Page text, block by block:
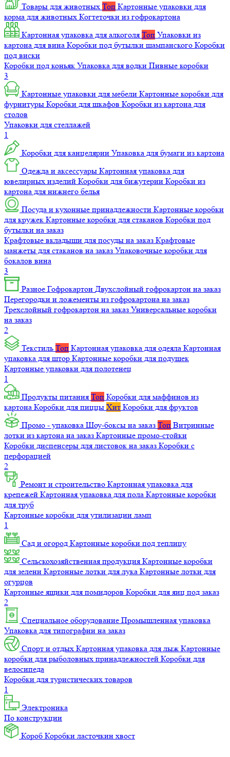
Товары для животных Топ Картонные упаковки для
корма для животных Когтеточки из гофрокартона
Картонная упаковка для алкоголя Топ Упаковки из
картона для вина Коробки под бутылки шампанского Коробки
под виски
Коробки под коньяк Упаковка для водки Пивные коробки
3
Картонные упаковки для мебели Картонные коробки для
фурнитуры Коробки для шкафов Коробки из картона для
столов
Упаковки для стеллажей
1
Коробки для канцелярии Упаковка для бумаги из картона
Одежда и аксессуары Картонная упаковка для
ювелирных изделий Коробки для бижутерии Коробки из
картона для нижнего белья
Посуда и кухонные принадлежности Картонные коробки
для кружек Картонные коробки для стаканов Коробки под
бутылки на заказ
Крафтовые вкладыши для посуды на заказ Крафтовые
манжеты для стаканов на заказ Упаковочные коробки для
бокалов вина
3
Разное Гофрокартон Двухслойный гофрокартон на заказ
Перегородки и ложементы из гофрокартона на заказ
Трехслойный гофрокартон на заказ Универсальные коробки
на заказ
2
Текстиль Топ Картонная упаковка для одеяла Картонная
упаковка для штор Картонные коробки для подушек
Картонные упаковки для полотенец
1
Продукты питания Топ Коробки для маффинов из
картона Коробки для пиццы Хит Коробки для фруктов
Промо - упаковка Шоу-боксы на заказ Топ Витринные
лотки из картона на заказ Картонные промо-стойки
Коробки диспенсеры для листовок на заказ Коробки с
перфорацией
2
Ремонт и строительство Картонная упаковка для
крепежей Картонная упаковка для пола Картонные коробки
для труб
Картонные коробки для утилизации ламп
1
Сад и огород Картонные коробки под теплицу
Сельскохозяйственная продукция Картонные коробки
для зелени Картонные лотки для лука Картонные лотки для
огурцов
Картонные ящики для помидоров Коробки для яиц под заказ
2
Специальное оборудование Промышленная упаковка
Упаковка для типографии на заказ
Спорт и отдых Картонная упаковка для лыж Картонные
коробки для рыболовных принадлежностей Коробки для
велосипеда
Коробки для туристических товаров
1
Электроника
По конструкции
Короб Коробки ласточкин хвост